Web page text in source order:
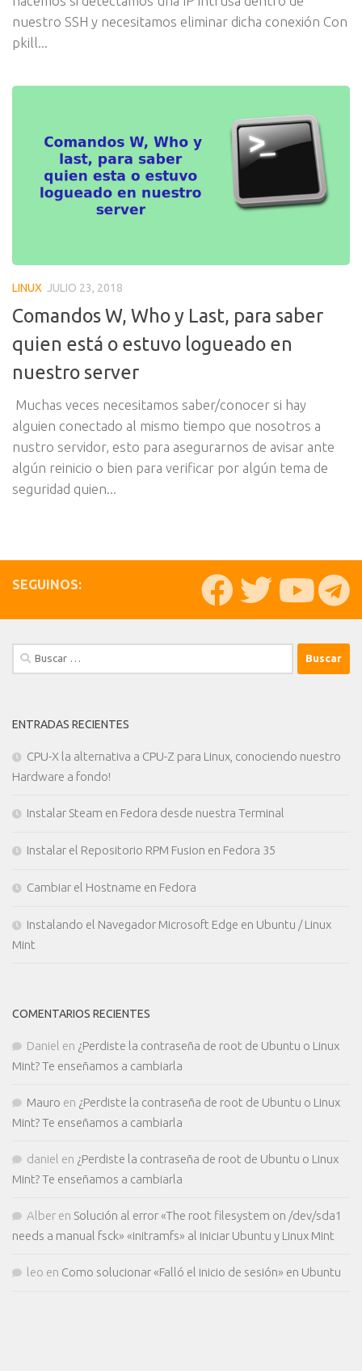
nuestro SSH y necesitamos eliminar dicha conexión Con
pkill...
LINUX JULIO 23, 2018
Comandos W, Who y Last, para saber
quien está o estuvo logueado en
nuestro server
Muchas veces necesitamos saber/conocer si hay
alguien conectado al mismo tiempo que nosotros a
nustro servidor, esto para asegurarnos de avisar ante
algún reinicio o bien para verificar por algún tema de
seguridad quien...
SEGUINOS:
Buscar:
ENTRADAS RECIENTES
CPU-X la alternativa a CPU-Z para Linux, conociendo nuestro
Hardware a fondo!
Instalar Steam en Fedora desde nuestra Terminal
Instalar el Repositorio RPM Fusion en Fedora 35
Cambiar el Hostname en Fedora
Instalando el Navegador Microsoft Edge en Ubuntu / Linux
Mint
COMENTARIOS RECIENTES
Daniel en ¿Perdiste la contraseña de root de Ubuntu o Linux
Mint? Te enseñamos a cambiarla
Mauro en ¿Perdiste la contraseña de root de Ubuntu o Linux
Mint? Te enseñamos a cambiarla
daniel en ¿Perdiste la contraseña de root de Ubuntu o Linux
Mint? Te enseñamos a cambiarla
Alber en Solución al error «The root filesystem on /dev/sda1
needs a manual fsck» «initramfs» al iniciar Ubuntu y Linux Mint
leo en Como solucionar «Falló el inicio de sesión» en Ubuntu